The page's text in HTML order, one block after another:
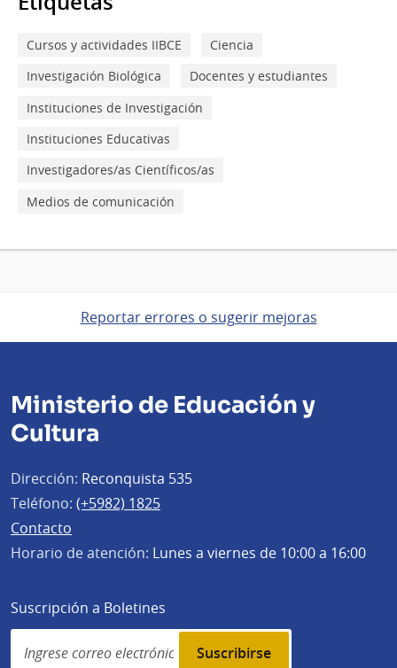
Cursos y actividades IIBCE
Ciencia
Investigación Biológica
Docentes y estudiantes
Instituciones de Investigación
Instituciones Educativas
Investigadores/as Científicos/as
Medios de comunicación
Reportar errores o sugerir mejoras
Ministerio de Educación y
Cultura
Dirección: Reconquista 535
Teléfono: (+5982) 1825
Contacto
Horario de atención: Lunes a viernes de 10:00 a 16:00
Suscripción a Boletines
Simplenews
subscription